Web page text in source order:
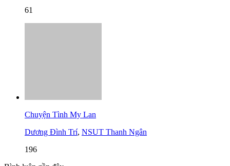
61
Chuyện Tình My Lan
Dương Đình Trí, NSUT Thanh Ngân
196